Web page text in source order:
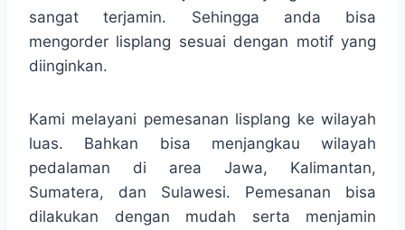
sangat terjamin. Sehingga anda bisa
mengorder lisplang sesuai dengan motif yang
diinginkan.
Kami melayani pemesanan lisplang ke wilayah
luas. Bahkan bisa menjangkau wilayah
pedalaman di area Jawa, Kalimantan,
Sumatera, dan Sulawesi. Pemesanan bisa
dilakukan dengan mudah serta menjamin